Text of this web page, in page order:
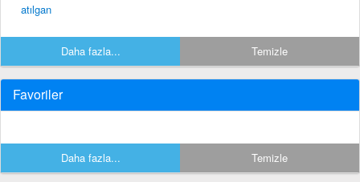
atılgan
Daha fazla... Temizle
Favoriler
Daha fazla... Temizle